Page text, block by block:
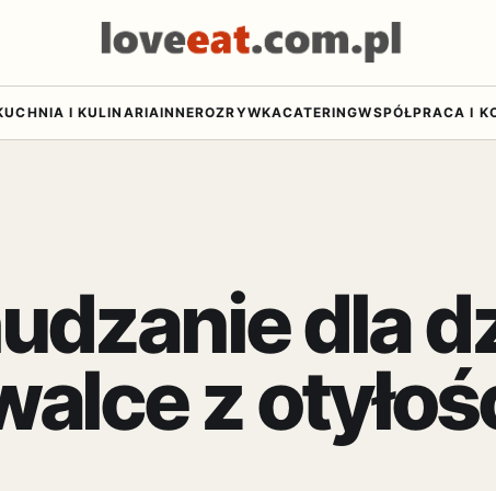
I KULINARIAINNEROZRYWKACATERINGWSPÓŁPRACA I
dla
z